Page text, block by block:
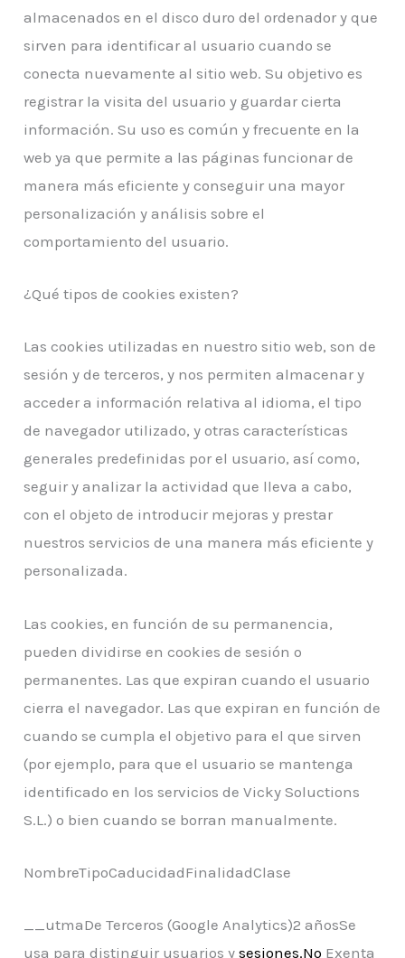
almacenados en el disco duro del ordenador y que
sirven para identificar al usuario cuando se
conecta nuevamente al sitio web. Su objetivo es
registrar la visita del usuario y guardar cierta
información. Su uso es común y frecuente en la
web ya que permite a las páginas funcionar de
manera más eficiente y conseguir una mayor
personalización y análisis sobre el
comportamiento del usuario.
¿Qué tipos de cookies existen?
Las cookies utilizadas en nuestro sitio web, son de
sesión y de terceros, y nos permiten almacenar y
acceder a información relativa al idioma, el tipo
de navegador utilizado, y otras características
generales predefinidas por el usuario, así como,
seguir y analizar la actividad que lleva a cabo,
con el objeto de introducir mejoras y prestar
nuestros servicios de una manera más eficiente y
personalizada.
Las cookies, en función de su permanencia,
pueden dividirse en cookies de sesión o
permanentes. Las que expiran cuando el usuario
cierra el navegador. Las que expiran en función de
cuando se cumpla el objetivo para el que sirven
(por ejemplo, para que el usuario se mantenga
identificado en los servicios de Vicky Soluctions
S.L.) o bien cuando se borran manualmente.
NombreTipoCaducidadFinalidadClase
__utmaDe Terceros (Google Analytics)2 añosSe
usa para distinguir usuarios ysesiones.No Exenta